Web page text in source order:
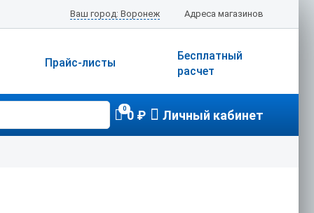
Адреса магазинов
Ваш город: Воронеж
Бесплатный
расчет
Прайс-листы
00 ₽ Личный кабинет